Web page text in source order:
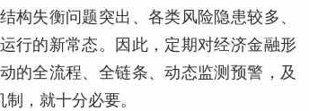
构失衡问题突出、各类风险隐患较多、
行的新常态。因此，定期对经济金融形
的全流程、全链条、动态监测预警，及
，就十分必要。